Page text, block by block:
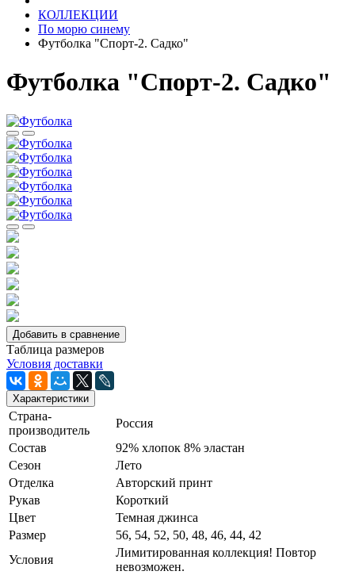
КОЛЛЕКЦИИ
По морю синему
Футболка "Спорт-2. Садко"
Футболка "Спорт-2. Садко"
Добавить в сравнение
Таблица размеров
Условия доставки
Характеристики
Страна-
производитель
Россия
Состав
92% хлопок 8% эластан
Сезон
Лето
Отделка
Авторский принт
Рукав
Короткий
Цвет
Темная джинса
Размер
56, 54, 52, 50, 48, 46, 44, 42
Условия
Лимитированная коллекция! Повтор
невозможен.